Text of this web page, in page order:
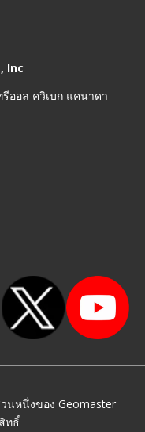
Inc
ออล ควิเบก แคนาดา
นหนึ่งของ Geomaster
ทธิ์